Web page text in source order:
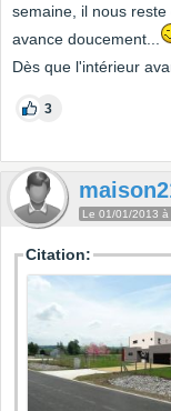
semaine, il nous
avance doucement...
Dès que l'intérieur
3
Le 01/01/2013 à
Citation: